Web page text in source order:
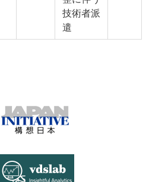
技術者派
遣